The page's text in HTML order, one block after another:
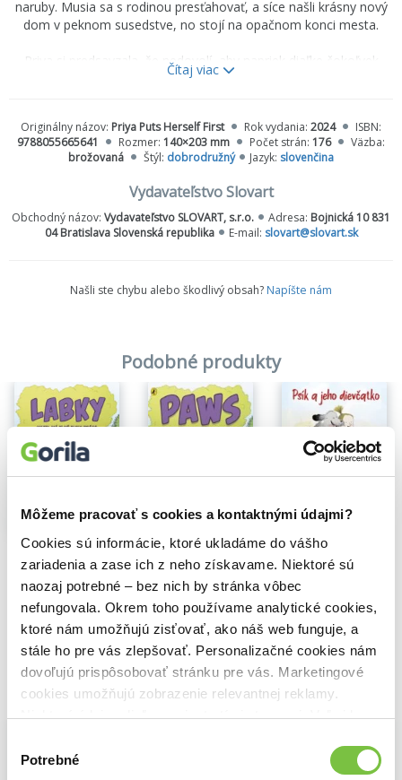
Môžeme pracovať s cookies a kontaktnými údajmi?
Cookies sú informácie, ktoré ukladáme do vášho
zariadenia a zase ich z neho získavame. Niektoré sú
naozaj potrebné – bez nich by stránka vôbec
nefungovala. Okrem toho používame analytické cookies,
ktoré nám umožňujú zisťovať, ako náš web funguje, a
stále ho pre vás zlepšovať. Personalizačné cookies nám
dovoľujú prispôsobovať stránku pre vás. Marketingové
cookies umožňujú zobrazenie relevantnej reklamy.
Niektoré údaje zdieľame aj s tretími stranami. Veľmi by
cookies.
súhlasu
Potrebné
naruby. Musia sa s rodinou presťahovať, a síce našli krásny nový
dom v peknom susedstve, no stojí na opačnom konci mesta.
Priya si predsavzala, že nedovolí, aby napriek diaľke čokoľvek
stratila, a tak sa snaží skĺbiť LABKY, tréningy aj školu. S LABKAMI
postihne snehová kalamita a dievčatá čelia kríze so psíkmi, všetko
sa na Priyu napokon zrúti. Dokážu sa kamarátky opäť zomknúť,
aby jej pomohli prekonať veľké životné zmeny aj strach z toho, že
by ich mohla stratiť?
Čítaj viac
Originálny názov: Priya Puts Herself First Rok vydania: 2024
ISBN:
9788055665641
Rozmer: 140×203 mm Počet strán: 176
Väzba:
brožovaná
Štýl: dobrodružný Jazyk: slovenčina
Vydavateľstvo Slovart
Obchodný názov: Vydavateľstvo SLOVART, s.r.o. Adresa: Bojnická 10 831
04 Bratislava Slovenská republika
E-mail: slovart@slovart.sk
Našli ste chybu alebo škodlivý obsah? Napíšte nám
Podobné produkty
Hazel má plné ruky práce (LABKY 4)
Nathan Fairbairn
8,40€
PAWS: Hazel Has Her Hands Full
11,10€
Na sklade
9,30€
Vybrané pre teba